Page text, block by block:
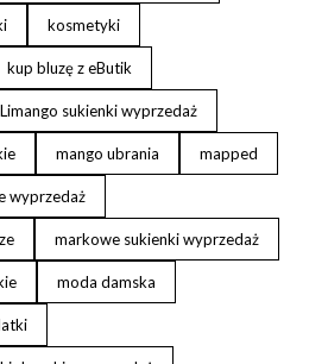
kosmetyki
kup bluzę z eButik
Limango sukienki wyprzedaż
mango ubrania mapped
wyprzedaż
markowe sukienki wyprzedaż
moda damska